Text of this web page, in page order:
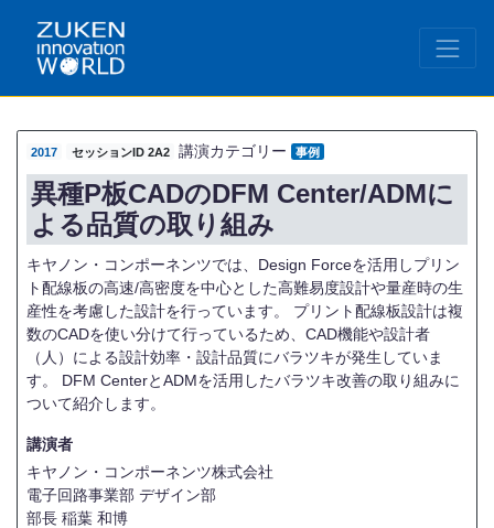
2017 セッションID 2A2 講演カテゴリー 事例
異種P板CADのDFM Center/ADMに
よる品質の取り組み
キヤノン・コンポーネンツでは、Design Forceを活用しプリン
ト配線板の高速/高密度を中心とした高難易度設計や量産時の生
産性を考慮した設計を行っています。 プリント配線板設計は複
数のCADを使い分けて行っているため、CAD機能や設計者
（人）による設計効率・設計品質にバラツキが発生していま
す。 DFM CenterとADMを活用したバラツキ改善の取り組みに
ついて紹介します。
講演者
キヤノン・コンポーネンツ株式会社
電子回路事業部 デザイン部
部長 稲葉 和博